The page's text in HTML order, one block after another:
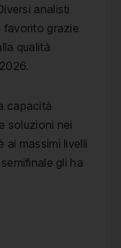
analisti
favorito grazie
qualità
capacità
soluzioni nei
ai massimi livelli
gli ha